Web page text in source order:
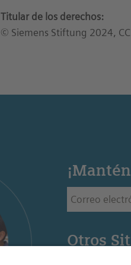
Titular de los derechos:
© Siemens Stiftung 2024,
Otros